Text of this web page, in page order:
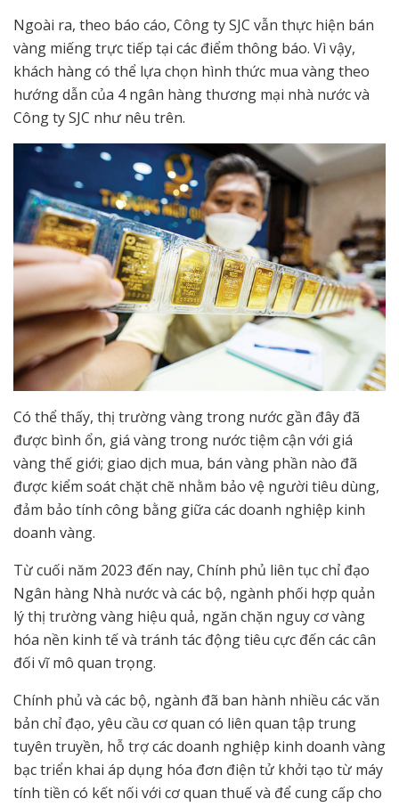
Ngoài ra, theo báo cáo, Công ty SJC vẫn thực hiện bán
vàng miếng trực tiếp tại các điểm thông báo. Vì vậy,
khách hàng có thể lựa chọn hình thức mua vàng theo
hướng dẫn của 4 ngân hàng thương mại nhà nước và
Công ty SJC như nêu trên.
Có thể thấy, thị trường vàng trong nước gần đây đã
được bình ổn, giá vàng trong nước tiệm cận với giá
vàng thế giới; giao dịch mua, bán vàng phần nào đã
được kiểm soát chặt chẽ nhằm bảo vệ người tiêu dùng,
đảm bảo tính công bằng giữa các doanh nghiệp kinh
doanh vàng.
Từ cuối năm 2023 đến nay, Chính phủ liên tục chỉ đạo
Ngân hàng Nhà nước và các bộ, ngành phối hợp quản
lý thị trường vàng hiệu quả, ngăn chặn nguy cơ vàng
hóa nền kinh tế và tránh tác động tiêu cực đến các cân
đối vĩ mô quan trọng.
Chính phủ và các bộ, ngành đã ban hành nhiều các văn
bản chỉ đạo, yêu cầu cơ quan có liên quan tập trung
tuyên truyền, hỗ trợ các doanh nghiệp kinh doanh vàng
bạc triển khai áp dụng hóa đơn điện tử khởi tạo từ máy
tính tiền có kết nối với cơ quan thuế và để cung cấp cho